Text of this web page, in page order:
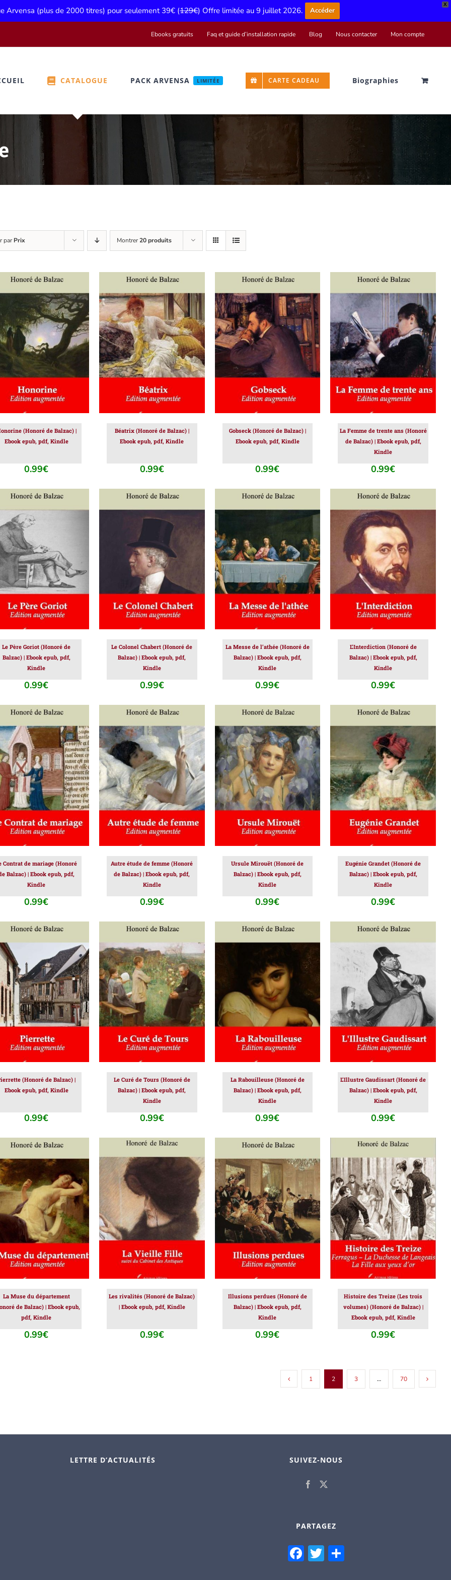
X
Arvensa (plus de 2000 titres) pour seulement 39€ (129€) Offre limitée au 9 juillet 2026. Accéder
Ebooks gratuits Faq et guide d’installation rapide Blog Nous contacter Mon compte
CATALOGUE PACK ARVENSA LIMITÉE CARTE CADEAU Biographies
parPrix Montrer20 produits
AU PANIER
/
DÉTAILS
(Honoré de Balzac) |
Ebook epub, pdf, Kindle
0.99€
AJOUTER AU PANIER
/
DÉTAILS
Béatrix (Honoré de Balzac) |
Ebook epub, pdf, Kindle
0.99€
AJOUTER AU PANIER
/
DÉTAILS
Gobseck (Honoré de Balzac) |
Ebook epub, pdf, Kindle
0.99€
AJOUTER AU PANIER
DÉTAILS
La Femme de trente ans (Honoré
de Balzac) | Ebook epub, pdf,
Kindle
0.99€
AU PANIER
DÉTAILS
Le Père Goriot (Honoré de
Balzac) | Ebook epub, pdf,
Kindle
0.99€
AJOUTER AU PANIER
DÉTAILS
Le Colonel Chabert (Honoré de
Balzac) | Ebook epub, pdf,
Kindle
0.99€
AJOUTER AU PANIER
DÉTAILS
La Messe de l’athée (Honoré de
Balzac) | Ebook epub, pdf,
Kindle
0.99€
AJOUTER AU PANIER
DÉTAILS
L’Interdiction (Honoré de
Balzac) | Ebook epub, pdf,
Kindle
0.99€
AU PANIER
/
DÉTAILS
Contrat de mariage (Honoré
Balzac) | Ebook epub, pdf,
Kindle
0.99€
AJOUTER AU PANIER
/
DÉTAILS
Autre étude de femme (Honoré
de Balzac) | Ebook epub, pdf,
Kindle
0.99€
AJOUTER AU PANIER
DÉTAILS
Ursule Mirouët (Honoré de
Balzac) | Ebook epub, pdf,
Kindle
0.99€
AJOUTER AU PANIER
/
DÉTAILS
Eugénie Grandet (Honoré de
Balzac) | Ebook epub, pdf,
Kindle
0.99€
AU PANIER
/
DÉTAILS
(Honoré de Balzac) |
Ebook epub, pdf, Kindle
0.99€
AJOUTER AU PANIER
/
DÉTAILS
Le Curé de Tours (Honoré de
Balzac) | Ebook epub, pdf,
Kindle
0.99€
AJOUTER AU PANIER
DÉTAILS
La Rabouilleuse (Honoré de
Balzac) | Ebook epub, pdf,
Kindle
0.99€
AJOUTER AU PANIER
/
DÉTAILS
L’Illustre Gaudissart (Honoré de
Balzac) | Ebook epub, pdf,
Kindle
0.99€
AU PANIER
DÉTAILS
La Muse du département
de Balzac) | Ebook epub,
pdf, Kindle
0.99€
AJOUTER AU PANIER
DÉTAILS
Les rivalités (Honoré de Balzac)
| Ebook epub, pdf, Kindle
0.99€
AJOUTER AU PANIER
DÉTAILS
Illusions perdues (Honoré de
Balzac) | Ebook epub, pdf,
Kindle
0.99€
AJOUTER AU PANIER
/
DÉTAILS
Histoire des Treize (Les trois
volumes) (Honoré de Balzac) |
Ebook epub, pdf, Kindle
0.99€
1 2 3 … 70
LETTRE D’ACTUALITÉS SUIVEZ-NOUS
PARTAGEZ
Facebook
TwitterPartager